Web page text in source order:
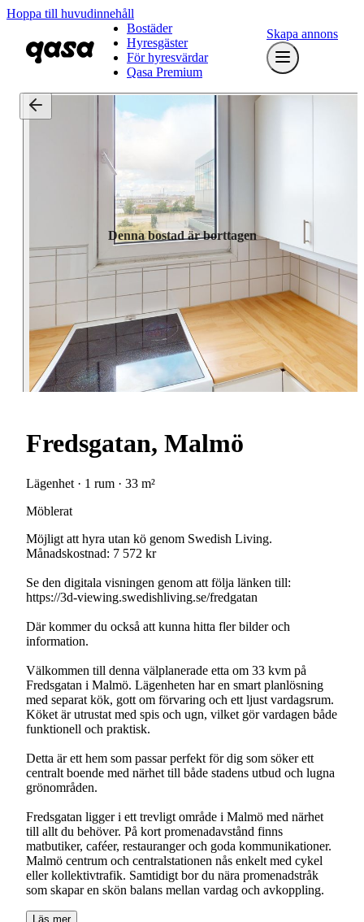
Hoppa till huvudinnehåll
Bostäder
Hyresgäster
För hyresvärdar
Qasa Premium
Skapa annons
Denna bostad är borttagen
Fredsgatan, Malmö
Lägenhet · 1 rum · 33 m²
Möblerat
Möjligt att hyra utan kö genom Swedish Living.
Månadskostnad: 7 572 kr
Se den digitala visningen genom att följa länken till:
https://3d-viewing.swedishliving.se/fredgatan
Där kommer du också att kunna hitta fler bilder och
information.
Välkommen till denna välplanerade etta om 33 kvm på
Fredsgatan i Malmö. Lägenheten har en smart planlösning
med separat kök, gott om förvaring och ett ljust vardagsrum.
Köket är utrustat med spis och ugn, vilket gör vardagen både
funktionell och praktisk.
Detta är ett hem som passar perfekt för dig som söker ett
centralt boende med närhet till både stadens utbud och lugna
grönområden.
Fredsgatan ligger i ett trevligt område i Malmö med närhet
till allt du behöver. På kort promenadavstånd finns
matbutiker, caféer, restauranger och goda kommunikationer.
Malmö centrum och centralstationen nås enkelt med cykel
eller kollektivtrafik. Samtidigt bor du nära promenadstråk
som skapar en skön balans mellan vardag och avkoppling.
Läs mer